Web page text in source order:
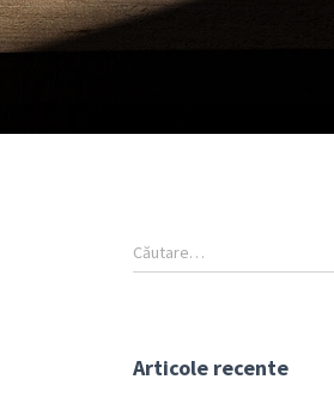
Căutare…
Articole recente